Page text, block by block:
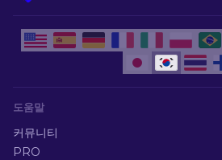
도움말
커뮤니티
PRO